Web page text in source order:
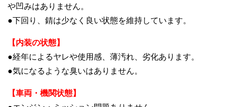
や凹みはありません。
●下回り、錆は少なく良い状態を維持しています。
【内装の状態】
●経年によるヤレや使用感、薄汚れ、劣化あります。
●気になるような臭いはありません。
【車両・機関状態】